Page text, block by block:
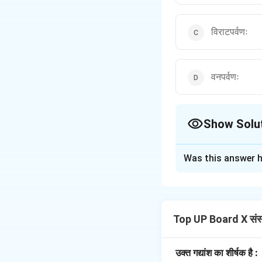
विराटपर्वणः
वनपर्वणः
Show
Step 2: Detailed
चिड़िया की आँख को
Was this answer
Top UP Board X
उक्त गद्यांश का शीर्षक है :